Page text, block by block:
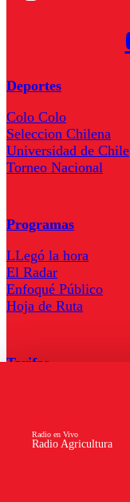
Radio Agricultura
Radio en Vivo
Deportes
Colo Colo
Seleccion Chilena
Universidad de Chile
Torneo Nacional
Programas
LLegó la hora
El Radar
Enfoqué Público
Hoja de Ruta
Tarifas